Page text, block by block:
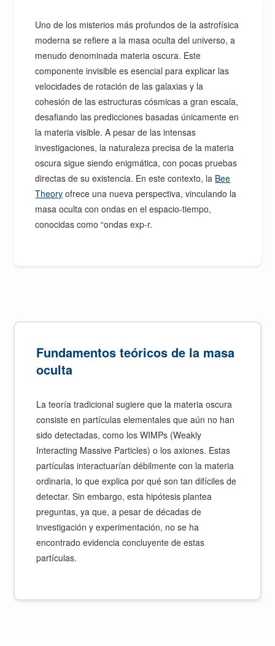
Uno de los misterios más profundos de la astrofísica
moderna se refiere a la masa oculta del universo, a
menudo denominada materia oscura. Este
componente invisible es esencial para explicar las
velocidades de rotación de las galaxias y la
cohesión de las estructuras cósmicas a gran escala,
desafiando las predicciones basadas únicamente en
la materia visible. A pesar de las intensas
investigaciones, la naturaleza precisa de la materia
oscura sigue siendo enigmática, con pocas pruebas
directas de su existencia. En este contexto, la Bee
Theory ofrece una nueva perspectiva, vinculando la
masa oculta con ondas en el espacio-tiempo,
conocidas como “ondas exp-r.
Fundamentos teóricos de la masa
oculta
La teoría tradicional sugiere que la materia oscura
consiste en partículas elementales que aún no han
sido detectadas, como los WIMPs (Weakly
Interacting Massive Particles) o los axiones. Estas
partículas interactuarían débilmente con la materia
ordinaria, lo que explica por qué son tan difíciles de
detectar. Sin embargo, esta hipótesis plantea
preguntas, ya que, a pesar de décadas de
investigación y experimentación, no se ha
encontrado evidencia concluyente de estas
partículas.